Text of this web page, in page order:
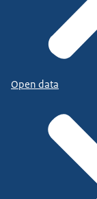
Open data